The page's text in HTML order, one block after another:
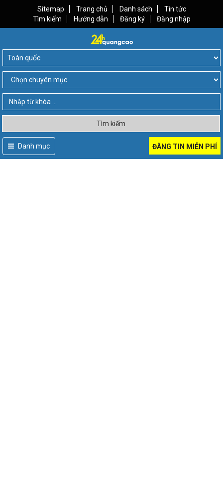
Sitemap Trang chủ Danh sách
Tin tức
Tìm kiếm
Hướng dẫn Đăng ký Đăng nhập
Tìm kiếm
Danh mục ĐĂNG TIN MIỄN PHÍ